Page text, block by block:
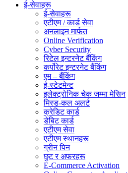
ई-सेवाहरू
ई-सेवाहरू
एटीएम / कार्ड सेवा
अनलाइन मार्फत
Online Verification
Cyber Security
रिटेल इन्टरनेट बैंकिंग
कर्पोरेट इन्टरनेट बैंकिंग
एम – बैंकिंग
ई-स्टेटमेन्ट
इलेक्ट्रोनिक चेक जम्मा मेसिन
मिस्ड-कल अलर्ट
क्रेडिट कार्ड
डेबिट कार्ड
एटीएम सेवा
एटीएम स्थानहरू
ग्रीन पिन
छुट र अफरहरू
E-Commerce Activation